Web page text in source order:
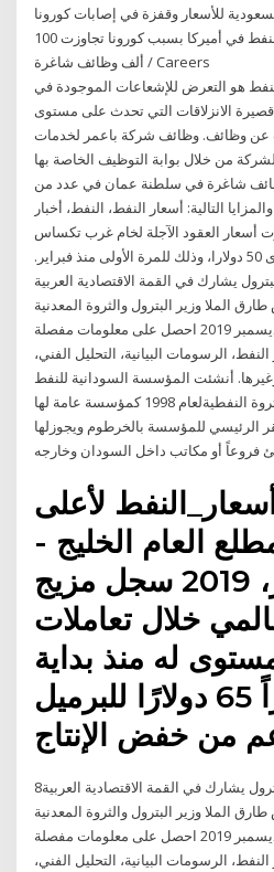
للأسعار وقفزة في إصابات كورونا
. خسائر الوظائف في حقول النفط في أميركا بسبب كورونا تجاوزت 100
ألف وظائف شاغرة / Careers
هو التعرض للإشعاعات الموجودة في
قصيرة الانزلاقات التي تحدث على مستوى
عن وظائف. وظائف شركة باعمر لخدمات
من خلال بوابة التوظيف الخاصة بها
شاغرة في سلطنة عمان في عدد من
التالية: أسعار النفط، النفط، أخبار
أسعار العقود الآجلة لخام غرب تكساس
الوسيط، الثلاثاء، مستوى 50 دولارا، وذلك للمرة الأولى منذ فبراير.
البترول يشارك في القمة الاقتصادية العربية
الملا وزير البترول والثروة المعدنية
على أهميالمزيد الأربعاء 04 ديسمبر 2019 احصل على معلومات مفصلة
الرسومات البيانية، التحليل الفني،
وغيرها. أنشئت المؤسسة السودانية للنفط
بموجب قانون الثروة النفطيةلعام 1998 كمؤسسة عامة لها
الرئيسي للمؤسسة بالخرطوم ويجوزلها
لأعلى
العام الخليج -
واس 15 فبراير، 2019 سجل مزيج
خلال تعاملات
له منذ بداية
2019 متجاوزاً 65 دولارًا للبرميل
من خفض الإنتاج
8‏‏/6‏‏/1440 بعد الهجرة وزير البترول يشارك في القمة الاقتصادية العربية
الملا وزير البترول والثروة المعدنية
على أهميالمزيد الأربعاء 04 ديسمبر 2019 احصل على معلومات مفصلة
الرسومات البيانية، التحليل الفني،